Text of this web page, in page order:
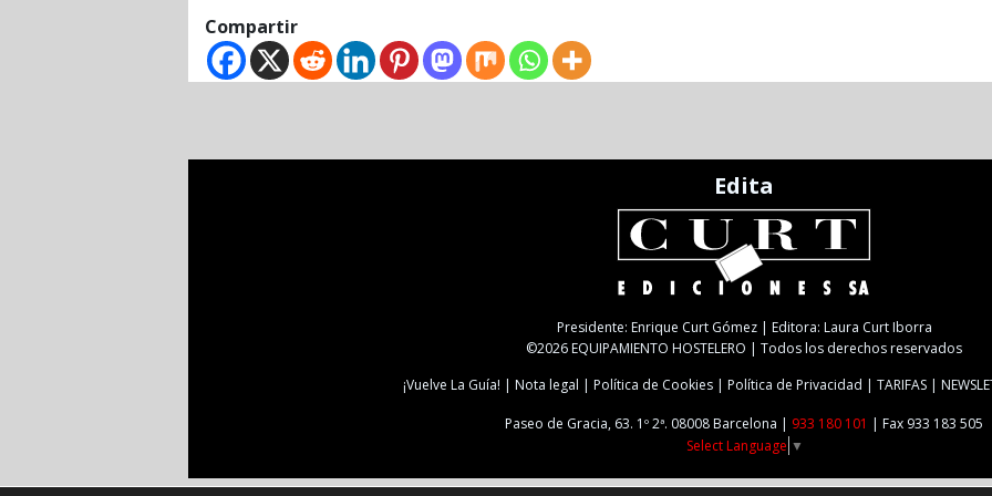
Compartir
Edita
Presidente: Enrique Curt Gómez | Editora: Laura Curt Iborra
©2026 EQUIPAMIENTO HOSTELERO | Todos los derechos reservados
¡Vuelve La Guía!
Nota legal Política de Cookies Política de Privacidad TARIFAS
Paseo de Gracia, 63. 1º 2ª. 08008 Barcelona | 933 180 101 | Fax 933 183 505
Select Language ▼